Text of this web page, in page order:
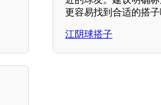
更容易找到合适的搭子
江阴球搭子